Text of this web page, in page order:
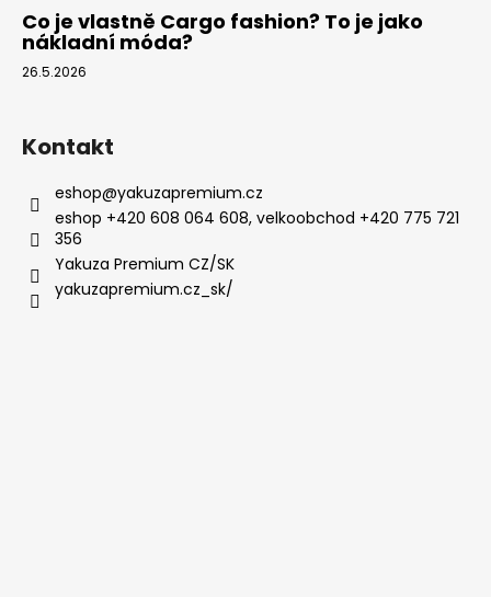
Co je vlastně Cargo fashion? To je jako
nákladní móda?
26.5.2026
Kontakt
eshop@yakuzapremium.cz
eshop +420 608 064 608, velkoobchod +420 775 721
356
Yakuza Premium CZ/SK
yakuzapremium.cz_sk/